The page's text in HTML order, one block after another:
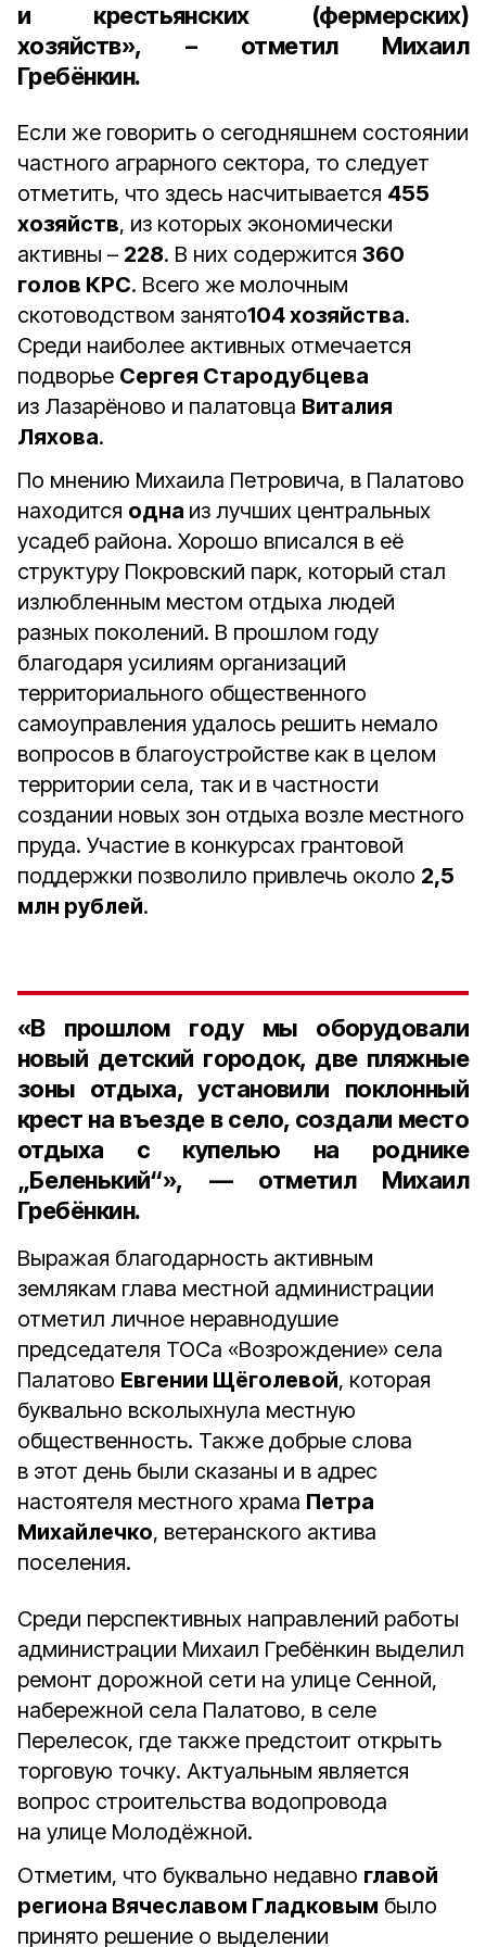
и крестьянских (фермерских)
хозяйств», – отметил Михаил
Гребёнкин.
Если же говорить о сегодняшнем состоянии
частного аграрного сектора, то следует
отметить, что здесь насчитывается 455
хозяйств, из которых экономически
активны – 228. В них содержится 360
голов КРС. Всего же молочным
скотоводством занято104 хозяйства.
Среди наиболее активных отмечается
подворье Сергея Стародубцева
из Лазарёново и палатовца Виталия
Ляхова.
По мнению Михаила Петровича, в Палатово
находится одна из лучших центральных
усадеб района. Хорошо вписался в её
структуру Покровский парк, который стал
излюбленным местом отдыха людей
разных поколений. В прошлом году
благодаря усилиям организаций
территориального общественного
самоуправления удалось решить немало
вопросов в благоустройстве как в целом
территории села, так и в частности
создании новых зон отдыха возле местного
пруда. Участие в конкурсах грантовой
поддержки позволило привлечь около 2,5
млн рублей.
«В прошлом году мы оборудовали
новый детский городок, двепляжные
зоны отдыха, установили поклонный
крест на въезде в село, создали место
отдыха с купелью на роднике
„Беленький“», — отметил Михаил
Гребёнкин.
Выражая благодарность активным
землякам глава местной администрации
отметил личное неравнодушие
председателя ТОСа «Возрождение» села
Палатово Евгении Щёголевой, которая
буквально всколыхнула местную
общественность. Также добрые слова
в этот день были сказаны и в адрес
настоятеля местного храма Петра
Михайлечко, ветеранского актива
поселения.
Среди перспективных направлений работы
администрации Михаил Гребёнкин выделил
ремонт дорожной сети на улице Сенной,
набережной села Палатово, в селе
Перелесок, где также предстоит открыть
торговую точку. Актуальным является
вопрос строительства водопровода
на улице Молодёжной.
Отметим, что буквально недавно главой
региона Вячеславом Гладковым было
принято решение о выделении